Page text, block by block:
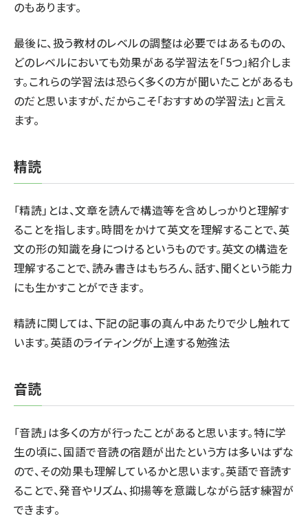
のもあります。
最後に、扱う教材のレベルの調整は必要ではあるものの、
どのレベルにおいても効果がある学習法を「5つ」紹介しま
す。これらの学習法は恐らく多くの方が聞いたことがあるも
のだと思いますが、だからこそ「おすすめの学習法」と言え
ます。
精読
「精読」とは、文章を読んで構造等を含めしっかりと理解す
ることを指します。時間をかけて英文を理解することで、英
文の形の知識を身につけるというものです。英文の構造を
理解することで、読み書きはもちろん、話す、聞くという能力
にも生かすことができます。
精読に関しては、下記の記事の真ん中あたりで少し触れて
います。英語のライティングが上達する勉強法
音読
「音読」は多くの方が行ったことがあると思います。特に学
生の頃に、国語で音読の宿題が出たという方は多いはずな
ので、その効果も理解しているかと思います。英語で音読す
ることで、発音やリズム、抑揚等を意識しながら話す練習が
できます。